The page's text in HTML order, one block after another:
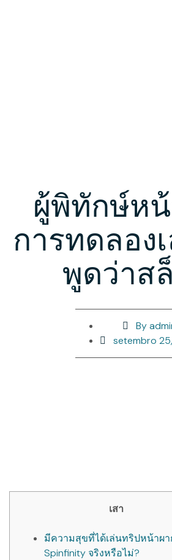
ผู้พิทักษ์ห
การทดลอง
พูดว่าส
By
setembro
เสา
มีความสุขที่ได้เล่นทริปหน้าผา
Spinfinity จริงหรือไม่?